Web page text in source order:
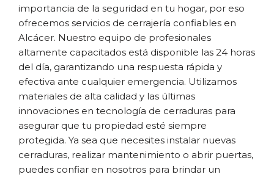
importancia de la seguridad en tu hogar, por eso
ofrecemos servicios de cerrajería confiables en
Alcácer. Nuestro equipo de profesionales
altamente capacitados está disponible las 24 horas
del día, garantizando una respuesta rápida y
efectiva ante cualquier emergencia. Utilizamos
materiales de alta calidad y las últimas
innovaciones en tecnología de cerraduras para
asegurar que tu propiedad esté siempre
protegida. Ya sea que necesites instalar nuevas
cerraduras, realizar mantenimiento o abrir puertas,
puedes confiar en nosotros para brindar un